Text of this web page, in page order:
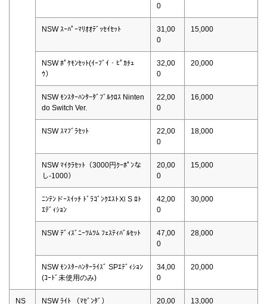
0
NSW ｽｰﾊﾟｰﾏﾘｵｵﾃﾞｯｾｲｾｯﾄ
31,00
0
15,000
NSW ﾎﾟｹﾓﾝｾｯﾄ(ｲｰﾌﾞｲ・ﾋﾟｶﾁｭ
ｳ）
32,00
0
20,000
NSW ﾓﾝｽﾀｰﾊﾝﾀｰﾀﾞﾌﾞﾙｸﾛｽ Ninten
do Switch Ver.
22,00
0
16,000
NSW ｽﾏﾌﾞﾗｾｯﾄ
22,00
0
18,000
NSW ﾏｲｸﾗｾｯﾄ（3000円ｸｰﾎﾟﾝな
し-1000）
20,00
0
15,000
ﾆﾝﾃﾝドｰｽｲｯﾁ ﾄﾞﾗｺﾞﾝｸｴｽﾄⅪ S ﾛﾄ
ｴﾃﾞｨｼｮﾝ
42,00
0
30,000
NSW ﾃﾞｨｽﾞﾆｰﾂﾑﾂﾑ ﾌｪｽﾃｨﾊﾞﾙｾｯﾄ
47,00
0
28,000
NSW ﾓﾝｽﾀｰﾊﾝﾀｰﾗｲｽﾞ SPｴﾃﾞｨｼｮﾝ
(ｺｰﾄﾞ未使用のみ)
34,00
0
20,000
NS NSW ﾗｲﾄ （ﾏｾﾞﾝﾀﾞ） 20,00 13,000